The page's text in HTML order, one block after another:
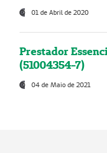
01 de Abril de 2020
Prestador
(51004354-7)
04 de Maio de 2021